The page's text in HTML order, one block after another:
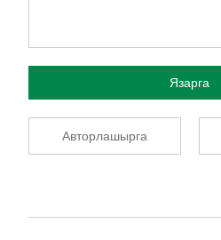
Язарга
Авторлашырга